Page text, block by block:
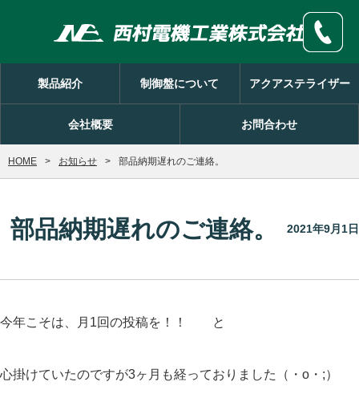
製品紹介 制御盤について アクアステライザー
会社概要 お問合わせ
HOME お知らせ 部品納期遅れのご連絡。
部品納期遅れのご連絡。 2021年9月1日
今年こそは、月1回の投稿を！！ と
心掛けていたのですが3ヶ月も経っておりました（・o・;）